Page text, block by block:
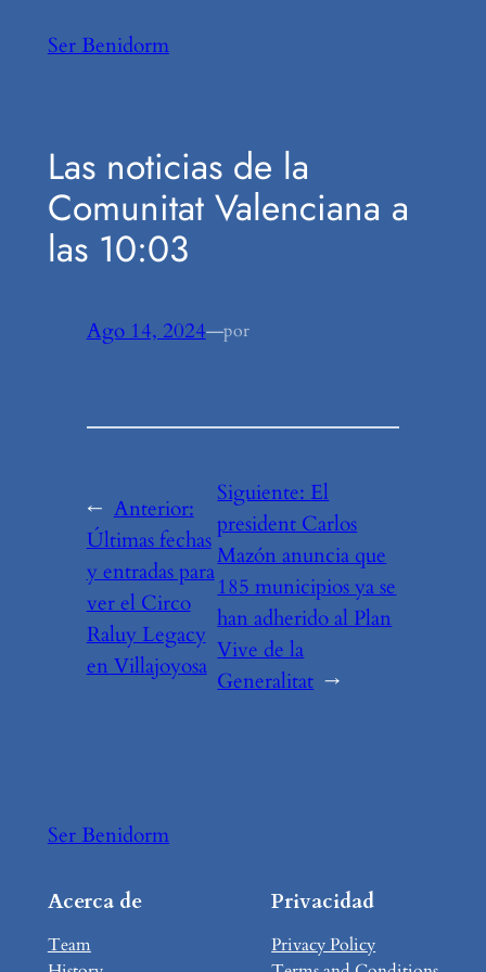
Ser Benidorm
Las noticias de la
Comunitat Valenciana a
las 10:03
Ago 14, 2024—por
← Anterior:
Últimas fechas
y entradas para
ver el Circo
Raluy Legacy
en Villajoyosa
Siguiente:El
president Carlos
Mazón anuncia que
185 municipios ya se
han adherido al Plan
Vive de la
Generalitat →
Ser Benidorm
Acerca de
Team
Privacidad
Privacy Policy